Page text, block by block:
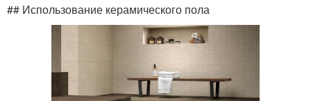
## Использование керамического пола